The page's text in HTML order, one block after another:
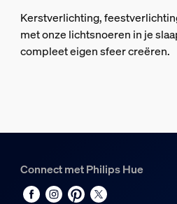
Kerstverlichting,
met onze lichtsnoeren in je
compleet eigen sfeer creëren.
Connect met Philips Hue